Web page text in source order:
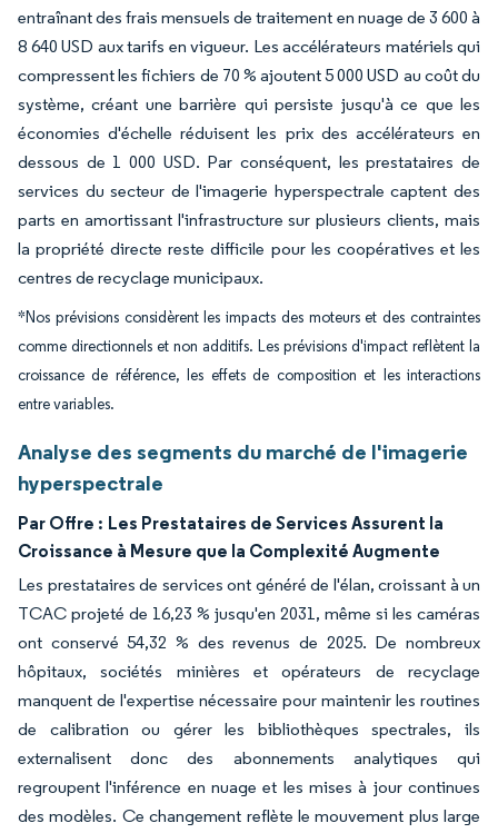
entraînant des frais mensuels de traitement en nuage de 3 600 à
8 640 USD aux tarifs en vigueur. Les accélérateurs matériels qui
compressent les fichiers de 70 % ajoutent 5 000 USD au coût du
système, créant une barrière qui persiste jusqu'à ce que les
économies d'échelle réduisent les prix des accélérateurs en
dessous de 1 000 USD. Par conséquent, les prestataires de
services du secteur de l'imagerie hyperspectrale captent des
parts en amortissant l'infrastructure sur plusieurs clients, mais
la propriété directe reste difficile pour les coopératives et les
centres de recyclage municipaux.
*Nos prévisions considèrent les impacts des moteurs et des contraintes
comme directionnels et non additifs. Les prévisions d'impact reflètent la
croissance de référence, les effets de composition et les interactions
entre variables.
Analyse des segments du marché de l'imagerie
hyperspectrale
Par Offre : Les Prestataires de Services Assurent la
Croissance à Mesure que la Complexité Augmente
Les prestataires de services ont généré de l'élan, croissant à un
TCAC projeté de 16,23 % jusqu'en 2031, même si les caméras
ont conservé 54,32 % des revenus de 2025. De nombreux
hôpitaux, sociétés minières et opérateurs de recyclage
manquent de l'expertise nécessaire pour maintenir les routines
de calibration ou gérer les bibliothèques spectrales, ils
externalisent donc des abonnements analytiques qui
regroupent l'inférence en nuage et les mises à jour continues
des modèles. Ce changement reflète le mouvement plus large